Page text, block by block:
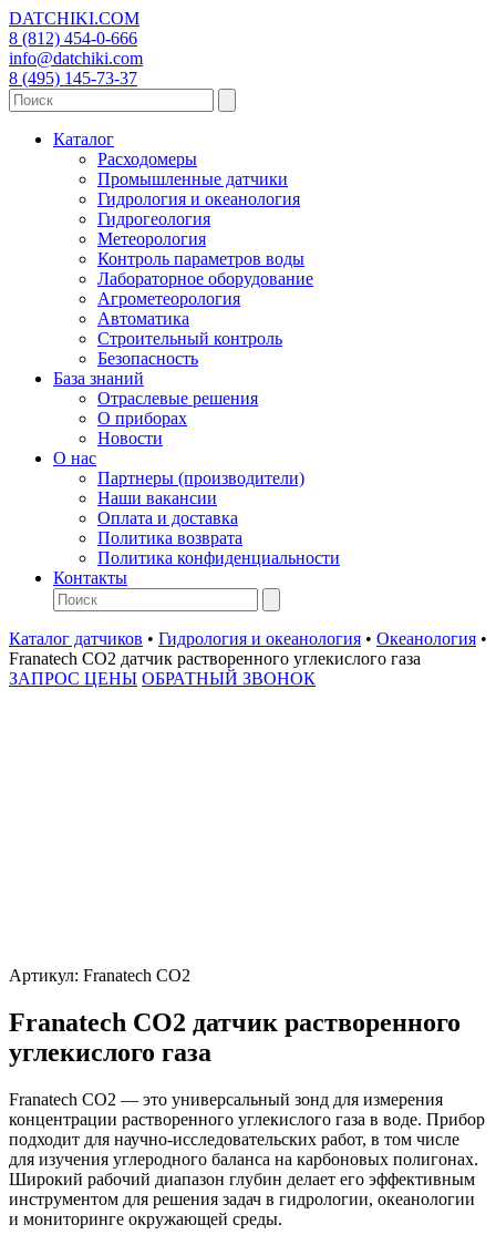
DATCHIKI.COM
8 (812) 454-0-666
info@datchiki.com
8 (495) 145-73-37
Каталог
Расходомеры
Промышленные датчики
Гидрология и океанология
Гидрогеология
Метеорология
Контроль параметров воды
Лабораторное оборудование
Агрометеорология
Автоматика
Строительный контроль
Безопасность
База знаний
Отраслевые решения
О приборах
Новости
О нас
Партнеры (производители)
Наши вакансии
Оплата и доставка
Политика возврата
Политика конфиденциальности
Контакты
Каталог датчиков • Гидрология и океанология • Океанология •
Franatech CO2 датчик растворенного углекислого газа
ЗАПРОС ЦЕНЫ ОБРАТНЫЙ ЗВОНОК
Артикул: Franatech CO2
Franatech CO2 датчик растворенного
углекислого газа
Franatech CO2 — это универсальный зонд для измерения
концентрации растворенного углекислого газа в воде. Прибор
подходит для научно-исследовательских работ, в том числе
для изучения углеродного баланса на карбоновых полигонах.
Широкий рабочий диапазон глубин делает его эффективным
инструментом для решения задач в гидрологии, океанологии
и мониторинге окружающей среды.